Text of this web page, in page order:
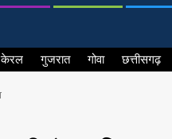
केरल गुजरात गोवा छत्तीसगढ़